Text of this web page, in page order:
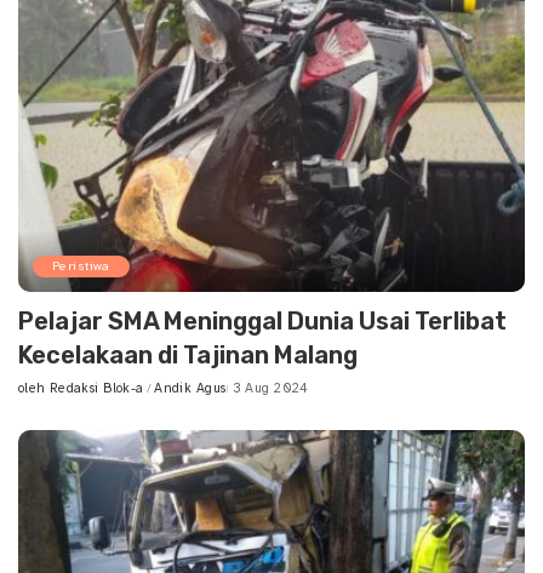
Peristiwa
Pelajar SMA Meninggal Dunia Usai Terlibat
Kecelakaan di Tajinan Malang
Posted
oleh Redaksi Blok-a Andik Agus 3 Aug 2024